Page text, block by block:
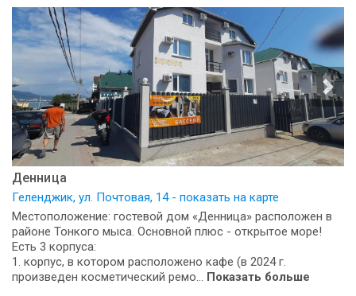
Денница
Геленджик, ул. Почтовая, 14 - показать на карте
Местоположение: гостевой дом «Денница» расположен в
районе Тонкого мыса. Основной плюс - открытое море!
Есть 3 корпуса:
1. корпус, в котором расположено кафе (в 2024 г.
произведен косметический ремо... Показать больше